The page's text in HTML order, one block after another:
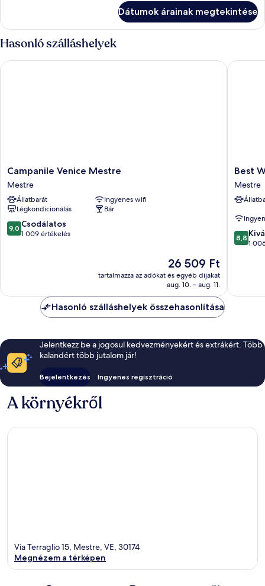
ágy
további
részletei
Dátumok árainak megtekintése
Hasonló szálláshelyek
Campanile
Venice
Mestre
Mestre
Campanile Venice Mestre
Mestre
Állatbarát
Ingyenes wifi
Légkondicionálás
Bár
9.0
ennyiből:
9,0 Csodálatos
1 009 értékelés
Az
ár
26 509 Ft
26 509 Ft
tartalmazza az adókat és egyéb díjakat
aug. 10. – aug. 11.
Campanile Venice Mestre
Best
Western
Hotel
Tritone
Best
Mestre
8.8
8,8
1
Best
Hasonló szálláshelyek összehasonlítása
Jelentkezz be a jogosul kedvezményekért és extrákért. Több
kalandért több jutalom jár!
Bejelentkezés Ingyenes regisztráció
A környékről
Via Terraglio 15, Mestre, VE, 30174
Megnézem a térképen